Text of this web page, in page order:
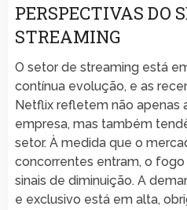
PERSPECTIVAS DO
STREAMING
O setor de streaming está
contínua evolução, e as
Netflix refletem não apenas
empresa, mas também
setor. À medida que o
concorrentes entram, o
sinais de diminuição. A
e exclusivo está em alta,